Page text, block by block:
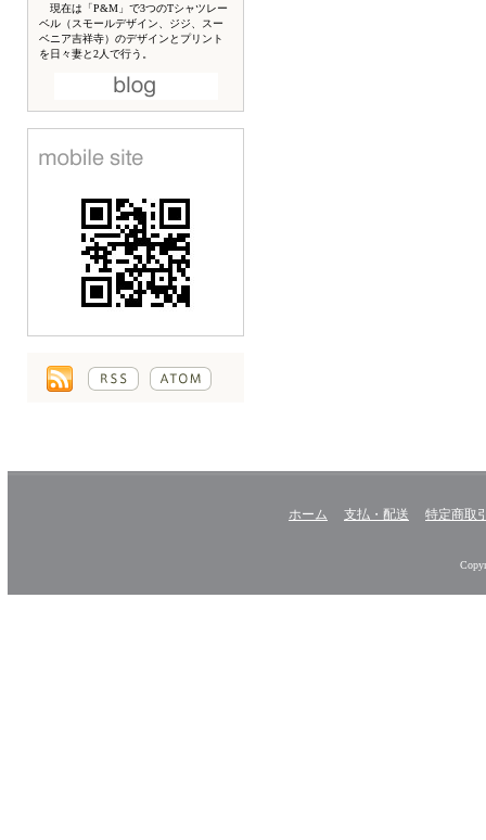
現在は「P&M」で3つのTシャツレー
ベル（スモールデザイン、ジジ、スー
ベニア吉祥寺）のデザインとプリント
を日々妻と2人で行う。
ホーム 支払・配送 特定商取